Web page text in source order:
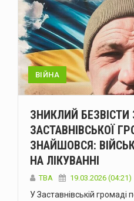
ВІЙНА
ЗНИКЛИЙ БЕЗВІСТИ
ЗАСТАВНІВСЬКОЇ
ЗНАЙШОВСЯ:
НА ЛІКУВАННІ
ТВА 19.03.2026 (04:21)
У Заставнівській громаді